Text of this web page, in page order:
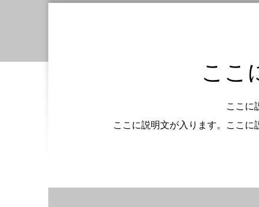
ここ
ここに
ここに説明文が入ります。ここ